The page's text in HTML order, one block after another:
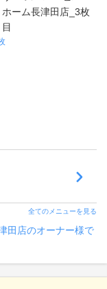
全てのメニューを見る
田店のオーナー様で